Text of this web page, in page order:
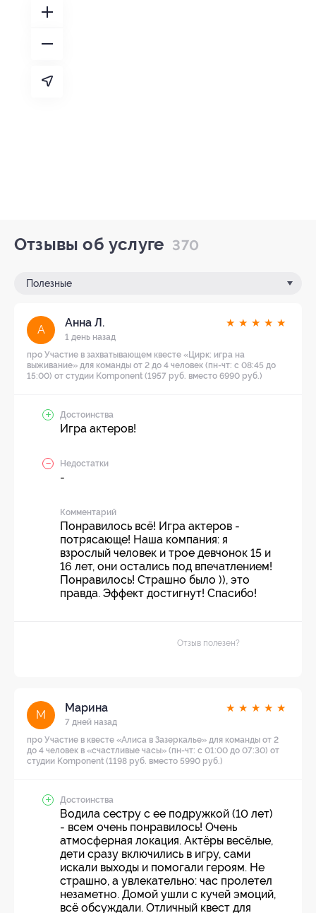
Отзывы об услуге 370
Полезные
А
Анна Л.
1 день назад
★ ★ ★ ★ ★
про Участие в захватывающем квесте «Цирк: игра на
выживание» для команды от 2 до 4 человек (пн-чт: с 08:45 до
15:00) от студии Komponent (1957 руб. вместо 6990 руб.)
Достоинства
Игра актеров!
Недостатки
-
Комментарий
Понравилось всё! Игра актеров -
потрясающе! Наша компания: я
взрослый человек и трое девчонок 15 и
16 лет, они остались под впечатлением!
Понравилось! Страшно было )), это
правда. Эффект достигнут! Спасибо!
Отзыв полезен?
М
Марина
7 дней назад
★ ★ ★ ★ ★
про Участие в квесте «Алиса в Зазеркалье» для команды от 2
до 4 человек в «счастливые часы» (пн-чт: с 01:00 до 07:30) от
студии Komponent (1198 руб. вместо 5990 руб.)
Достоинства
Водила сестру с ее подружкой (10 лет)
- всем очень понравилось! Очень
атмосферная локация. Актёры весёлые,
дети сразу включились в игру, сами
искали выходы и помогали героям. Не
страшно, а увлекательно: час пролетел
незаметно. Домой ушли с кучей эмоций,
всё обсуждали. Отличный квест для